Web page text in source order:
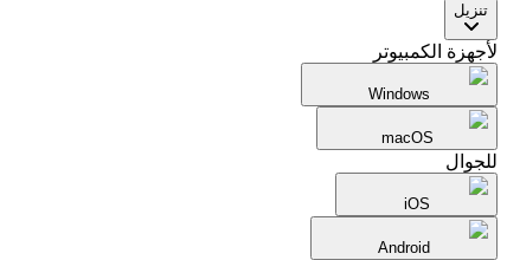
تنزيل
لأجهزة الكمبيوتر
Windows
macOS
للجوال
iOS
Android